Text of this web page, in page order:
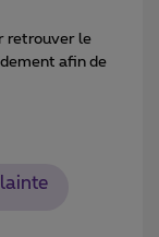
retrouver le
afin de